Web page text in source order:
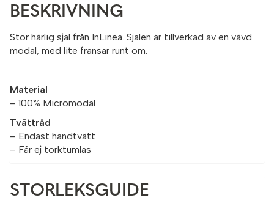
BESKRIVNING
Stor härlig sjal från InLinea. Sjalen är tillverkad av en vävd
modal, med lite fransar runt om.
Material
– 100% Micromodal
Tvättråd
– Endast handtvätt
– Får ej torktumlas
STORLEKSGUIDE